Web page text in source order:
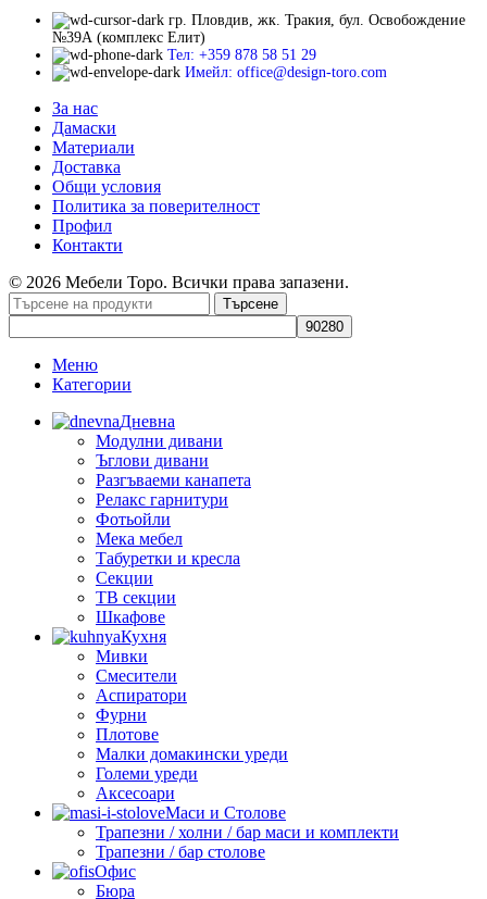
гр. Пловдив, жк. Тракия, бул. Освобождение
№39А (комплекс Елит)
Тел: +359 878 58 51 29
Имейл: office@design-toro.com
За нас
Дамаски
Материали
Доставка
Общи условия
Политика за поверителност
Профил
Контакти
© 2026 Мебели Торо. Всички права запазени.
Търсене
Меню
Категории
Дневна
Модулни дивани
Ъглови дивани
Разгъваеми канапета
Релакс гарнитури
Фотьойли
Мека мебел
Табуретки и кресла
Секции
ТВ секции
Шкафове
Кухня
Мивки
Смесители
Аспиратори
Фурни
Плотове
Малки домакински уреди
Големи уреди
Аксесоари
Маси и Столове
Трапезни / холни / бар маси и комплекти
Трапезни / бар столове
Офис
Бюра